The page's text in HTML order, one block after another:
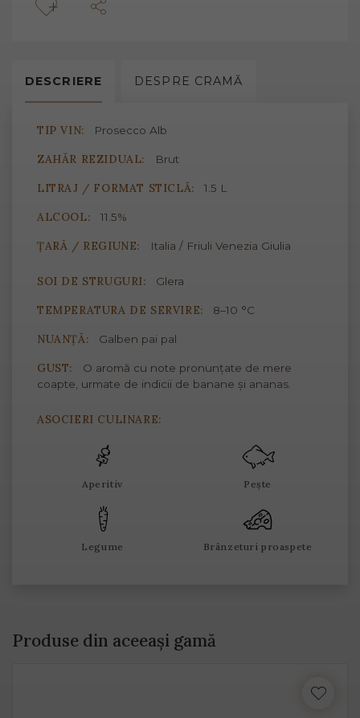
DESCRIERE DESPRE CRAMĂ
TIP VIN: Prosecco Alb
ZAHĂR REZIDUAL: Brut
LITRAJ / FORMAT STICLĂ: 1.5 L
ALCOOL: 11.5%
ȚARĂ / REGIUNE: Italia / Friuli Venezia Giulia
SOI DE STRUGURI: Glera
TEMPERATURA DE SERVIRE: 8–10 °C
NUANȚĂ: Galben pai pal
GUST:
O aromă cu note pronunțate de mere
coapte, urmate de indicii de banane și ananas.
ASOCIERI CULINARE:
Aperitiv Pește
Legume Brânzeturi proaspete
Produse din aceeași gamă